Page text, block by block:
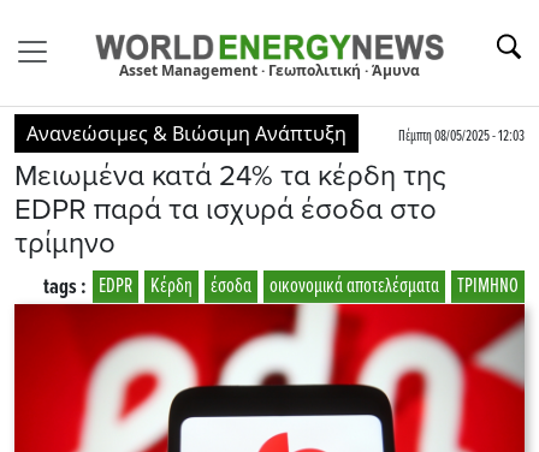
Asset Management · Γεωπολιτική · Άμυνα
Ανανεώσιμες & Βιώσιμη Ανάπτυξη Πέμπτη 08/05/2025 - 12:03
Μειωμένα κατά 24% τα κέρδη της
EDPR παρά τα ισχυρά έσοδα στο
τρίμηνο
ΤΡΙΜΗΝΟ
οικονομικά αποτελέσματα
έσοδα
Κέρδη
EDPR
tags :